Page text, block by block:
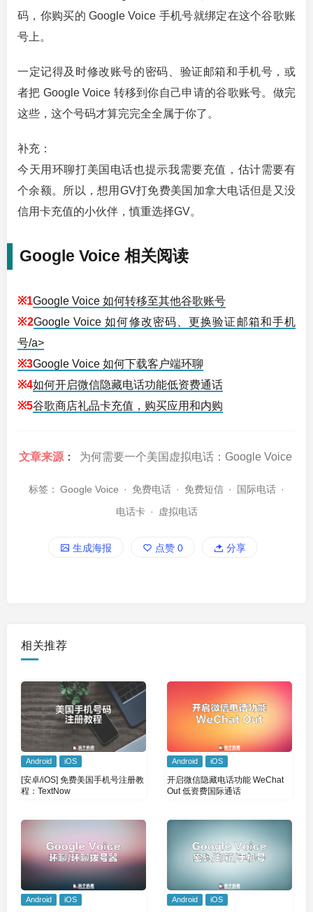
码，你购买的 Google Voice 手机号就绑定在这个谷歌账
号上。
一定记得及时修改账号的密码、验证邮箱和手机号，或
者把 Google Voice 转移到你自己申请的谷歌账号。做完
这些，这个号码才算完完全全属于你了。
补充：
今天用环聊打美国电话也提示我需要充值，估计需要有
个余额。所以，想用GV打免费美国加拿大电话但是又没
信用卡充值的小伙伴，慎重选择GV。
Google Voice 相关阅读
※1Google Voice 如何转移至其他谷歌账号
※2Google Voice 如何修改密码、更换验证邮箱和手机
号/a>
※3Google Voice 如何下载客户端环聊
※4如何开启微信隐藏电话功能低资费通话
※5谷歌商店礼品卡充值，购买应用和内购
文章来源 ： 为何需要一个美国虚拟电话：Google Voice
标签： Google Voice · 免费电话 · 免费短信 · 国际电话 ·
电话卡 · 虚拟电话
生成海报 点赞 0 分享
相关推荐
Android iOS
[安卓/iOS] 免费美国手机号注册教
程：TextNow
Android iOS
开启微信隐藏电话功能 WeChat
Out 低资费国际通话
Android iOS Android iOS